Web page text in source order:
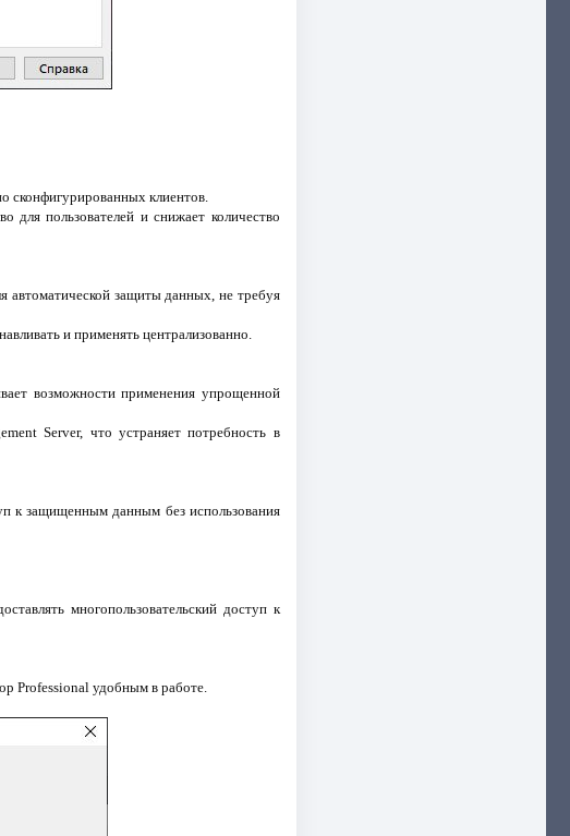
сконфигурированных клиентов.
для пользователей и снижает количество
автоматической защиты данных, не требуя
и применять централизованно.
возможности применения упрощенной
Server, что устраняет потребность в
к защищенным данным без использования
многопользовательский доступ к
Professional удобным в работе.